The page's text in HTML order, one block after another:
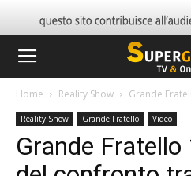
Home Reality Show Grande
Reality Show Grande Fratello Video
Grande Fratello